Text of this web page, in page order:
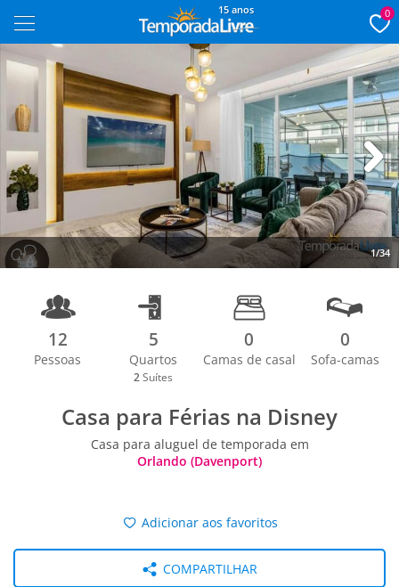
15 anos 0
1/34
Next
12
Pessoas
5
Quartos
2 Suítes
0
Camas de casal
0
Sofa-camas
Casa para Férias na Disney
Casa para aluguel de temporada em
Orlando (Davenport)
Adicionar aos favoritos
COMPARTILHAR